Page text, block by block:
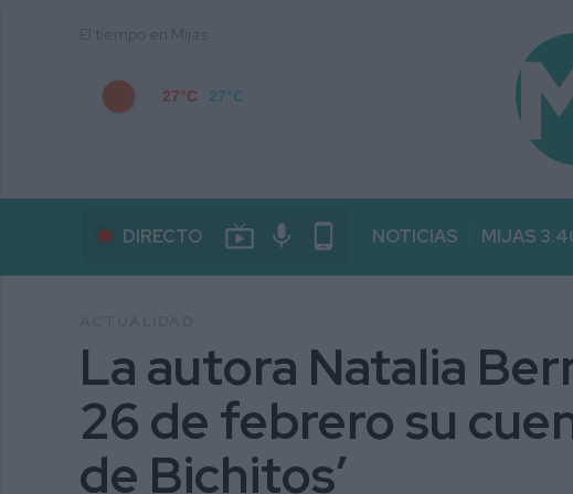
27°C 27°C
DIRECTO live_tv mic phone_android NOTICIAS MIJAS
La autora Natalia
26 de febrero su
de Bichitos’